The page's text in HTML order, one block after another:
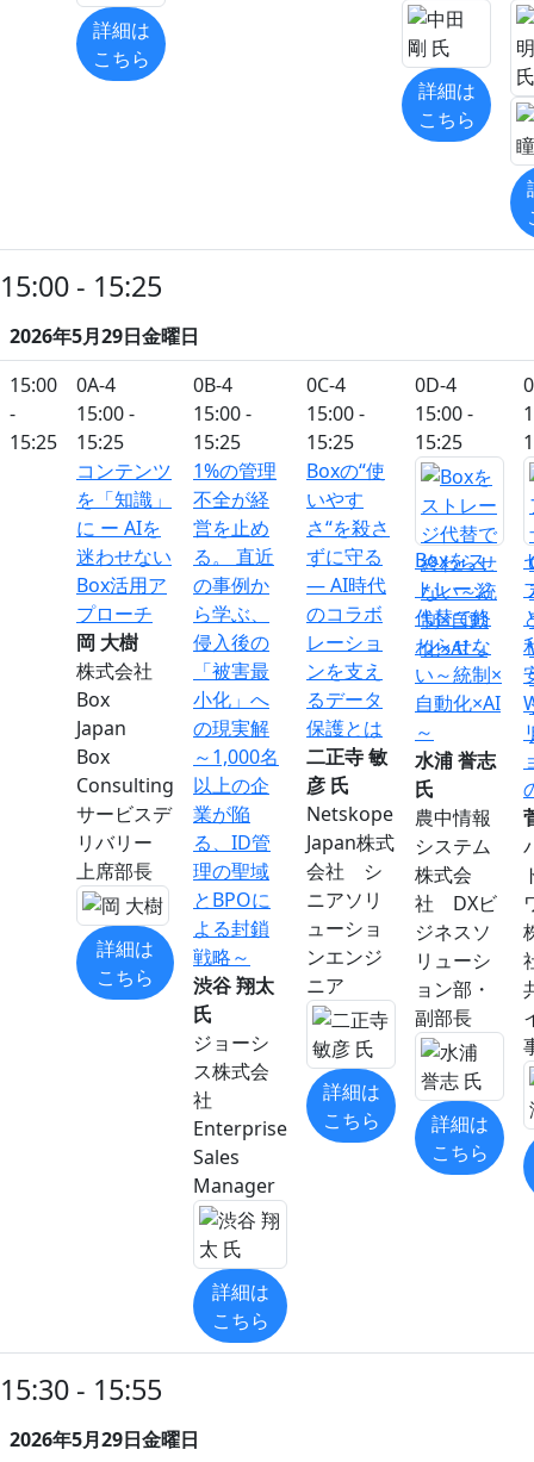
詳細は
こちら
詳細は
こちら
15:00 - 15:25
2026年5月29日金曜日
15:00
-
15:25
0A-4
15:00 -
15:25
コンテンツ
を「知識」
に ー AIを
迷わせない
Box活用ア
プローチ
岡 大樹
株式会社
Box
Japan
Box
Consulting
サービスデ
リバリー
上席部長
詳細は
こちら
0B-4
15:00 -
15:25
1%の管理
不全が経
営を止め
る。 直近
の事例か
ら学ぶ、
侵入後の
「被害最
小化」へ
の現実解
～1,000名
以上の企
業が陥
る、ID管
理の聖域
とBPOに
よる封鎖
戦略～
渋谷 翔太
氏
ジョーシ
ス株式会
社
Enterprise
Sales
Manager
詳細は
こちら
0C-4
15:00 -
15:25
Boxの“使
いやす
さ“を殺さ
ずに守る
― AI時代
のコラボ
レーショ
ンを支え
るデータ
保護とは
二正寺 敏
彦 氏
Netskope
Japan株式
会社 シ
ニアソリ
ューショ
ンエンジ
ニア
詳細は
こちら
0D-4
15:00 -
15:25
Boxをス
トレージ
代替で終
わらせな
い～統制×
自動化×AI
～
水浦 誉志
氏
農中情報
システム
株式会
社 DXビ
ジネスソ
リューシ
ョン部・
副部長
詳細は
こちら
15:30 - 15:55
2026年5月29日金曜日